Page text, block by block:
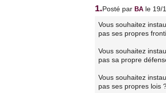
1.Posté par BA le 19/
Vous souhaitez
pas ses propres
Vous souhaitez
pas sa propre
Vous souhaitez
pas ses propres lois